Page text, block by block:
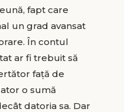
fapt care
un grad avansat
În contul
ar fi trebuit să
față de
o sumă
datoria sa. Dar